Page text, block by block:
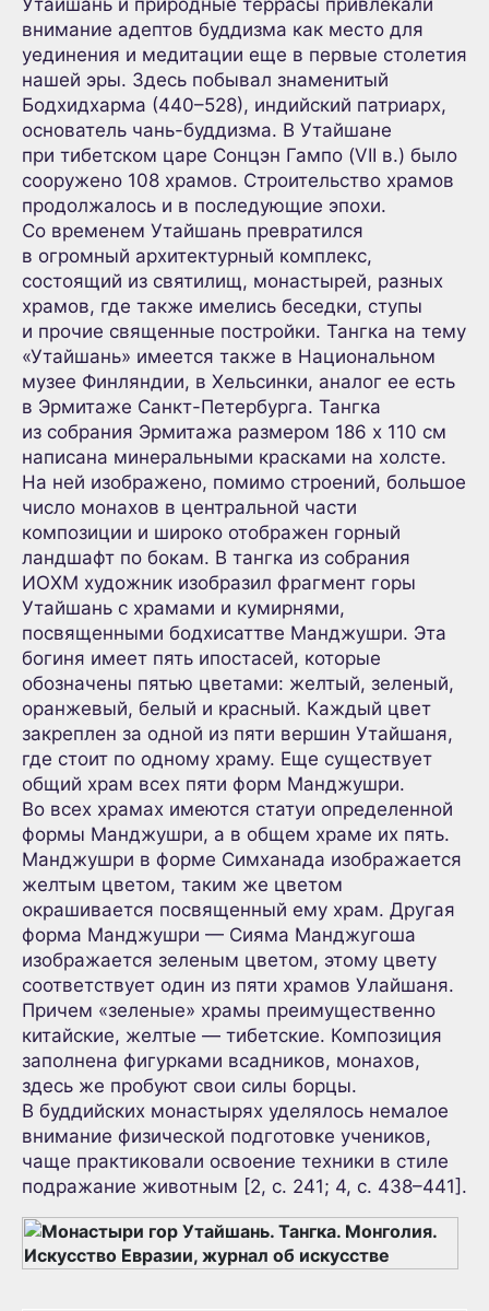
Утайшань и природные террасы привлекали
внимание адептов буддизма как место для
уединения и медитации еще в первые столетия
нашей эры. Здесь побывал знаменитый
Бодхидхарма (440–528), индийский патриарх,
основатель чань-буддизма. В Утайшане
при тибетском царе Сонцэн Гампо (VII в.) было
сооружено 108 храмов. Строительство храмов
продолжалось и в последующие эпохи.
Со временем Утайшань превратился
в огромный архитектурный комплекс,
состоящий из святилищ, монастырей, разных
храмов, где также имелись беседки, ступы
и прочие священные постройки. Тангка на тему
«Утайшань» имеется также в Национальном
музее Финляндии, в Хельсинки, аналог ее есть
в Эрмитаже Санкт-Петербурга. Тангка
из собрания Эрмитажа размером 186 х 110 см
написана минеральными красками на холсте.
На ней изображено, помимо строений, большое
число монахов в центральной части
композиции и широко отображен горный
ландшафт по бокам. В тангка из собрания
ИОХМ художник изобразил фрагмент горы
Утайшань с храмами и кумирнями,
посвященными бодхисаттве Манджушри. Эта
богиня имеет пять ипостасей, которые
обозначены пятью цветами: желтый, зеленый,
оранжевый, белый и красный. Каждый цвет
закреплен за одной из пяти вершин Утайшаня,
где стоит по одному храму. Еще существует
общий храм всех пяти форм Манджушри.
Во всех храмах имеются статуи определенной
формы Манджушри, а в общем храме их пять.
Манджушри в форме Симханада изображается
желтым цветом, таким же цветом
окрашивается посвященный ему храм. Другая
форма Манджушри — Сияма Манджугоша
изображается зеленым цветом, этому цвету
соответствует один из пяти храмов Улайшаня.
Причем «зеленые» храмы преимущественно
китайские, желтые — тибетские. Композиция
заполнена фигурками всадников, монахов,
здесь же пробуют свои силы борцы.
В буддийских монастырях уделялось немалое
внимание физической подготовке учеников,
чаще практиковали освоение техники в стиле
подражание животным [2, с. 241; 4, с. 438–441].